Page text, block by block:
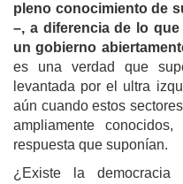
pleno conocimiento de
–, a diferencia de lo
un gobierno
es una verdad que
levantada por el ultra
aún cuando estos
ampliamente
respuesta que suponían.
¿Existe la